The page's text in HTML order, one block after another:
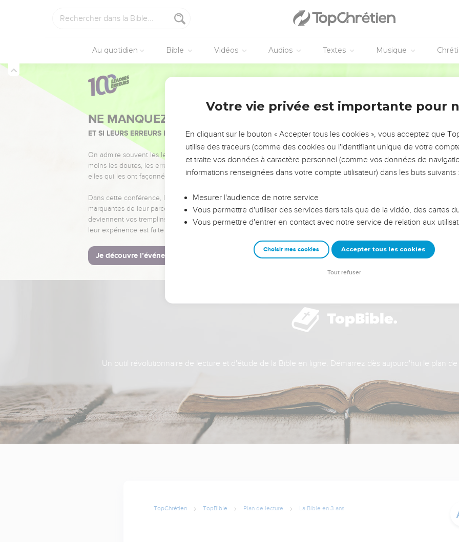
Au quotidien Bible Vidéos Audios Textes Musique
NE MANQUEZ PAS L’ÉVÉNEMENT DE L’ANNÉE !
ET SI LEURS ERREURS POUVAIENT VOUS ÉVITER LES VOTRES ?
On admire souvent les leaders pour leurs réussites, leur impact, leur foi ou leur vision. Mais on voit
moins les doutes, les erreurs et les saisons difficiles qu'ils ont traversés, alors même que ce sont
elles qui les ont façonnés.
Dans cette conférence, leaders, entrepreneurs, et responsables reviennent sur les erreurs
marquantes de leur parcours et les clés pour avancer avec plus de sagesse afin que leurs erreurs
deviennent vos tremplins. Que vous guidiez un ministère, une équipe, un groupe ou une famille,
leur expérience est faite pour vous.
Je découvre l’événement
Un outil révolutionnaire de lecture et d'étude de la Bible en ligne. Démarrez dès aujourd'hui le plan
TopChrétien TopBible Plan de lecture La Bible en 3 ans
Votre vie privée est importante pour
En cliquant sur le bouton « Accepter tous les cookies », vous acceptez que
utilise des traceurs (comme des cookies ou l'identifiant unique de votre
et traite vos données à caractère personnel (comme vos données de
informations renseignées dans votre compte utilisateur) dans les buts suivants :
Mesurer l'audience de notre service
Vous permettre d'utiliser des services tiers tels que de la vidéo, des cartes
Vous permettre d'entrer en contact avec notre service de relation aux
Choisir mes cookies Accepter tous les cookies
Tout refuser